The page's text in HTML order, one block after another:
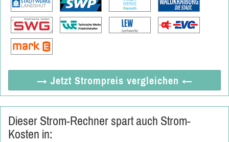
→ Jetzt Strompreis vergleichen ←
Dieser Strom-Rechner spart auch Strom-
Kosten in: